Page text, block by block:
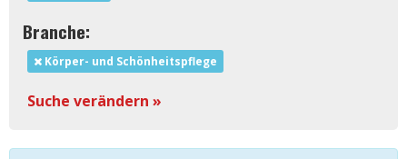
Branche:
Körper- und Schönheitspflege
Suche verändern »